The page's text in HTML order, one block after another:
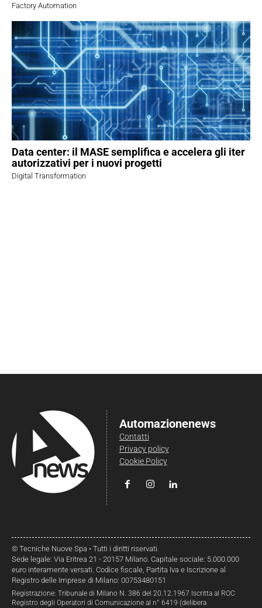
Factory Automation
Data center: il MASE semplifica e accelera gli iter
autorizzativi per i nuovi progetti
Digital Transformation
Automazionenews
Contatti
Privacy policy
Cookie Policy
© Tecniche Nuove Spa • Tutti i diritti riservati.
Sede legale: Via Eritrea 21 - 20157 Milano. Capitale sociale: 5.000.000
euro interamente versati. Codice fiscale, Partita Iva e Iscrizione al
Registro delle Imprese di Milano: 00753480151
Registrazione: Tribunale di Milano N. 386 del 20.12.1967 Iscritta al ROC
Registro degli Operatori di Comunicazione al n° 6419 (delibera